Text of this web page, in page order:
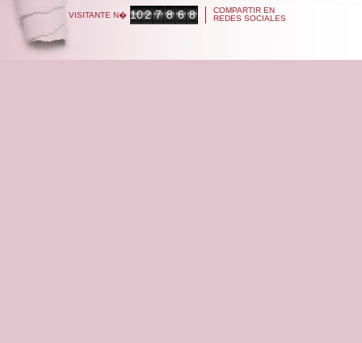
VISITANTE N� 102 7 8 6 8
COMPARTIR EN
REDES SOCIALES